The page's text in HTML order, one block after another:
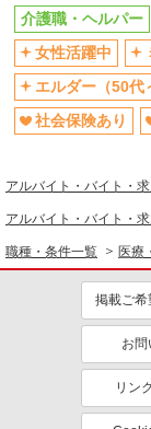
女性活躍中
エルダー（50代～）
交通費支給
制服貸与
主婦・主夫歓迎
ブランクOK
早朝
朝
残業ほぼなし
介護職・ヘルパー
女性活躍中
エルダー（50代
社会保険あり
アルバイト・バイト・
アルバイト・バイト・
職種・条件一覧 医療
掲載ご希
お問
リン